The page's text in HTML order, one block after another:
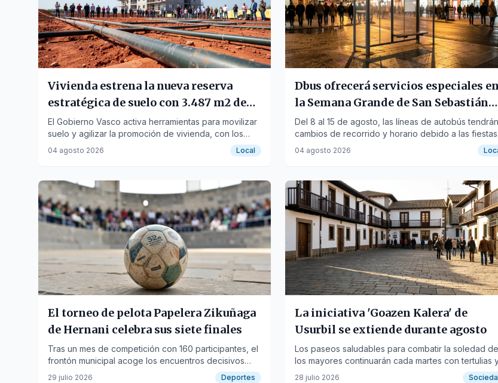
Vivienda estrena la nueva reserva
estratégica de suelo con 3.487 m2 de
aprovechamientos urbanísticos en
Urnieta
El Gobierno Vasco activa herramientas para movilizar
suelo y agilizar la promoción de vivienda, con los
primeros proyectos en Urnieta, Errenteria y
Portugalete.
04 agosto 2026 Local
Dbus ofrecerá servicios especiales en
la Semana Grande de San Sebastián
2026
Del 8 al 15 de agosto, las líneas de autobús tendrán
cambios de recorrido y horario debido a las fiestas.
04 agosto 2026
El torneo de pelota Papelera Zikuñaga
de Hernani celebra sus siete finales
Tras un mes de competición con 160 participantes, el
frontón municipal acoge los encuentros decisivos
este jueves y viernes.
29 julio 2026 Deportes
La iniciativa 'Goazen Kalera' de
Usurbil se extiende durante agosto
Los paseos saludables para combatir la soledad de
los mayores continuarán cada martes con tertulias
café.
28 julio 2026